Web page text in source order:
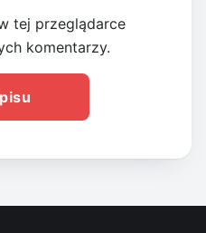
tej przeglądarce
komentarzy.